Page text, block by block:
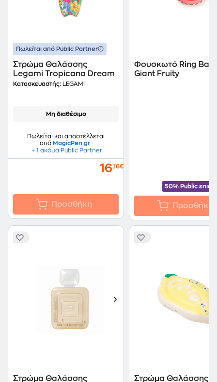
Πωλείται από Public Partner
Στρώμα Θαλάσσης
Legami Tropicana Dream
Κατασκευαστής: LEGAMI
Μη διαθέσιμο
Πωλείται και αποστέλλεται
από MagicPen.gr
+ 1 ακόμα Public Partner
16,16€
Προσθήκη
Φουσκωτό Ring
Giant Fruity
50% Public
Προσθήκη
Στρώμα Θαλάσσης Στρώμα Θαλάσσης